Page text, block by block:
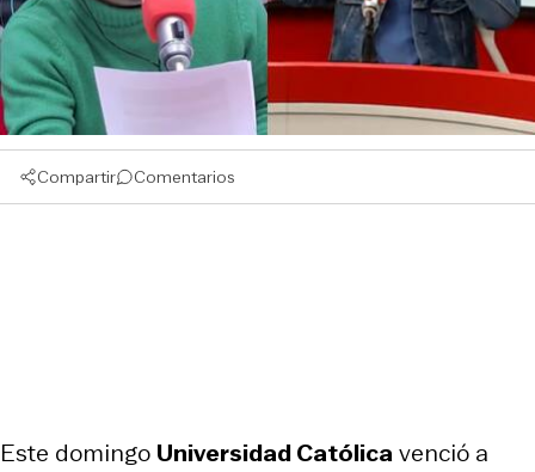
Compartir Comentarios
Este domingo Universidad Católicavenció a